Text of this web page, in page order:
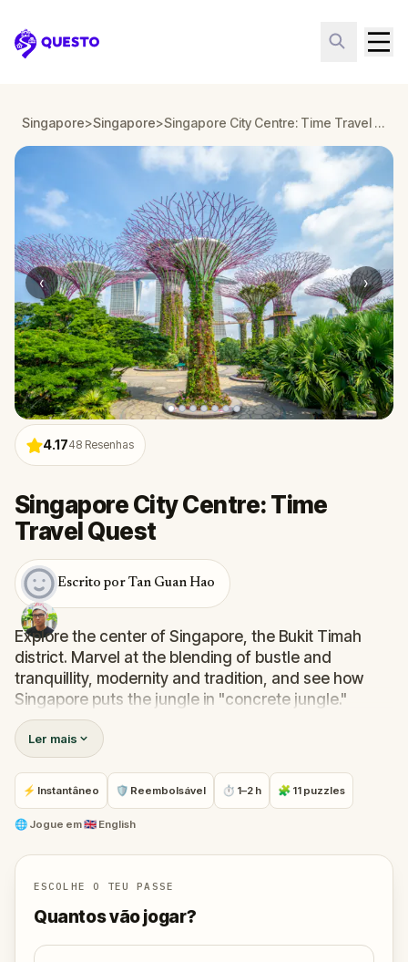
Questo
Singapore>Singapore> Singapore City Centre: Time Travel Quest
‹ ›
4.1748 Resenhas
Singapore City Centre: Time
Travel Quest
Escrito por Tan Guan Hao
Explore the center of Singapore, the Bukit Timah
district. Marvel at the blending of bustle and
tranquillity, modernity and tradition, and see how
Singapore puts the jungle in "concrete jungle."
Whether it's the unassuming Serene Centre, the
regal Chinese High School Clock Tower, or the
futuristic Poh Ming Tze temple, learn about the rich
history behind them and get a glimpse into the
future. Are you ready to take a trip through time?
Ler mais
⚡ Instantâneo 🛡 Reembolsável ⏱ 1–2 h 🧩 11 puzzles
🌐 Jogue em🇬🇧 English
ESCOLHE O TEU PASSE
Quantos vão jogar?